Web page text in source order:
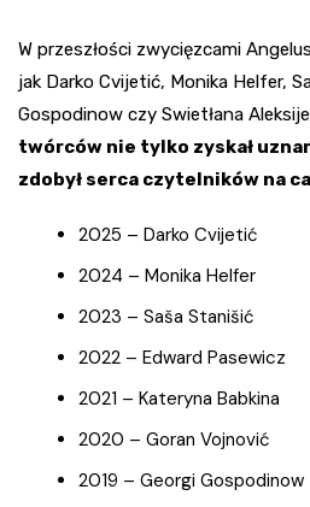
W przeszłości zwycięzcami
jak Darko Cvijetić, Monika Helfer,
Gospodinow czy Swietłana
twórców nie tylko zyskał
zdobył serca czytelników na
2025 – Darko Cvijetić
2024 – Monika Helfer
2023 – Saša Stanišić
2022 – Edward Pasewicz
2021 – Kateryna Babkina
2020 – Goran Vojnović
2019 – Georgi Gospodinow